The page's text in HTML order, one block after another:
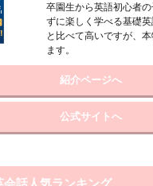
卒園生から英語初心者
ずに楽しく学べる基礎
と比べて高いですが、
ます。
紹介ページへ
公式サイトへ
会話人気ランキング